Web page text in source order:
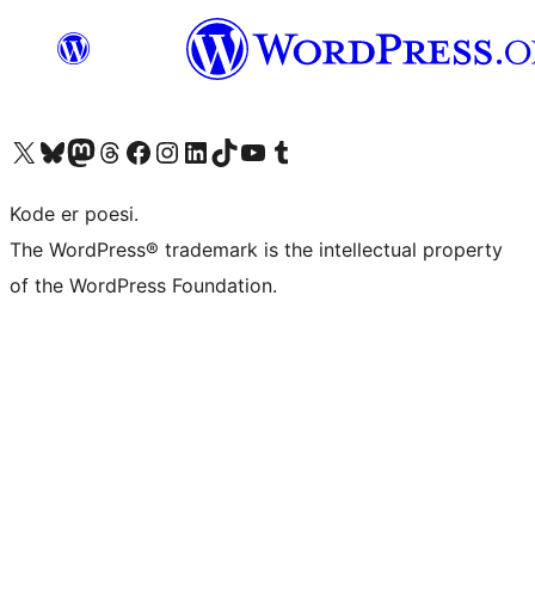
Besøk vår konto på X Visit our Bluesky account
Besøk vår Mastodon-konto
Visit our Threads account
Besøk vår Facebook-sideBesøk vår Instagram-konto
Besøk vår LinkedIn-konto
Visit our TikTok account
Visit our YouTube channel
Visit our Tumblr account
Kode er poesi.
The WordPress® trademark is the intellectual property
of the WordPress Foundation.